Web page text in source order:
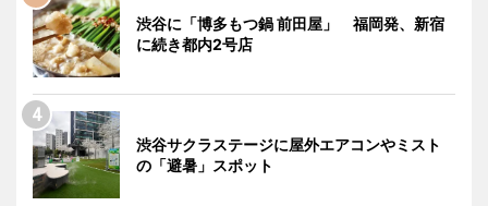
渋谷に「博多もつ鍋 前田屋」 福岡発、新宿
に続き都内2号店
渋谷サクラステージに屋外エアコンやミスト
の「避暑」スポット